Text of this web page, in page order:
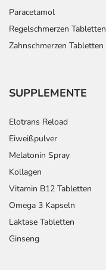
Paracetamol
Regelschmerzen Tabletten
Zahnschmerzen Tabletten
SUPPLEMENTE
Elotrans Reload
Eiweißpulver
Melatonin Spray
Kollagen
Vitamin B12 Tabletten
Omega 3 Kapseln
Laktase Tabletten
Ginseng